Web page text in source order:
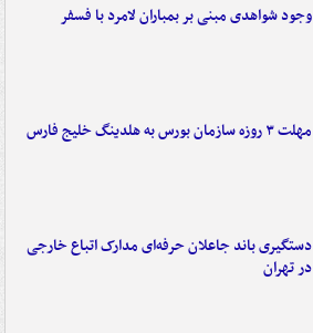
وجود شواهدی مبنی بر بمباران لامرد با فسفر
مهلت ۳ روزه سازمان بورس به هلدینگ خلیج فارس
دستگیری باند جاعلان حرفه‌ای مدارک اتباع خارجی
در تهران